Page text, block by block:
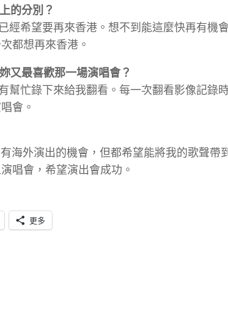
的分別？
經希望要再來香港。想不到能這麼快再有機
都想再來香港。
又最喜歡那一場演唱會？
幫忙錄下來給我翻看。每一次翻看影像記錄
會。
海外演出的機會，但都希望能將我的歌聲帶
唱會，希望演出會成功。
更多